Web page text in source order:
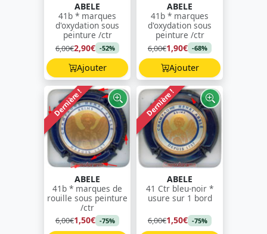
ABELE
41b * marques
d'oxydation sous
peinture /ctr
6,00€2,90€ -52%
Ajouter
ABELE
41b * marques
d'oxydation sous
peinture /ctr
6,00€1,90€ -68%
Ajouter
Dernière !
ABELE
41b * marques de
rouille sous peinture
/ctr
6,00€1,50€ -75%
Dernière !
ABELE
41 Ctr bleu-noir *
usure sur 1 bord
6,00€1,50€ -75%